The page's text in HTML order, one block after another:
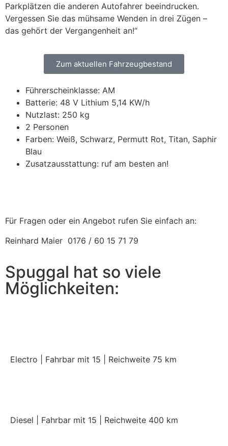
Parkplätzen die anderen Autofahrer beeindrucken.
Vergessen Sie das mühsame Wenden in drei Zügen –
das gehört der Vergangenheit an!“
Zum aktuellen Fahrzeugbestand
Führerscheinklasse: AM
Batterie: 48 V Lithium 5,14 KW/h
Nutzlast: 250 kg
2 Personen
Farben: Weiß, Schwarz, Permutt Rot, Titan, Saphir
Blau
Zusatzausstattung: ruf am besten an!
Für Fragen oder ein Angebot rufen Sie einfach an:
Reinhard Maier 0176 / 60 15 71 79
Spuggal hat so viele
Möglichkeiten:
Electro | Fahrbar mit 15 | Reichweite 75 km
Diesel | Fahrbar mit 15 | Reichweite 400 km